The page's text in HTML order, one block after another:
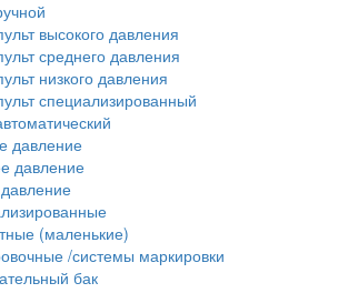
высокого давления
среднего давления
низкого давления
специализированный
давление
давление
(маленькие)
/системы маркировки
бак